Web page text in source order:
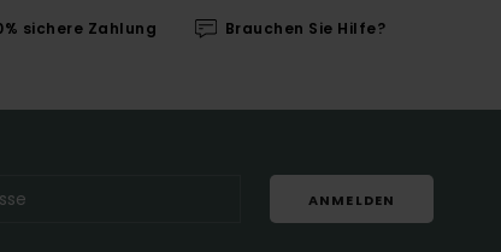
sichere Zahlung Brauchen Sie Hilfe?
ANMELDEN